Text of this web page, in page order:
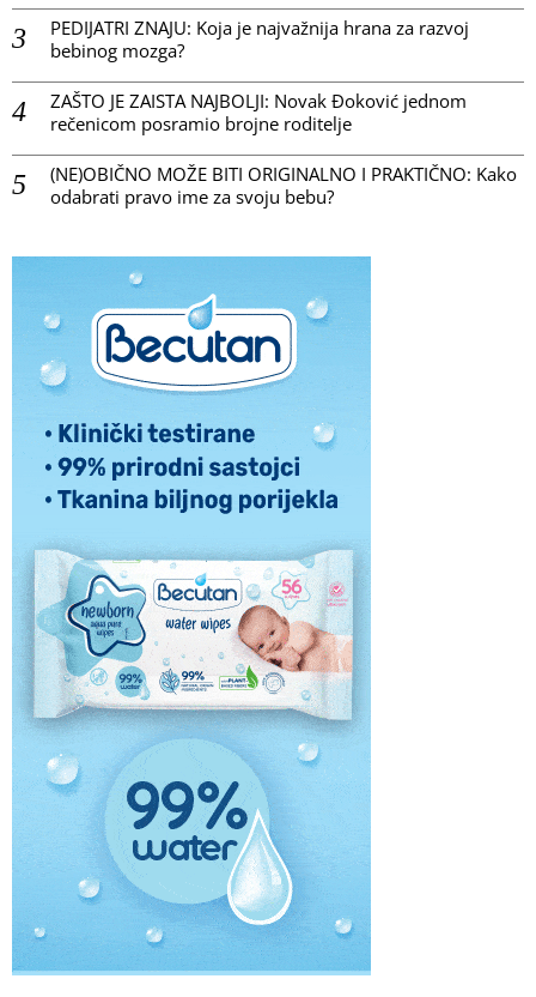
PEDIJATRI ZNAJU: Koja je najvažnija hrana za razvoj
bebinog mozga?
ZAŠTO JE ZAISTA NAJBOLJI: Novak Đoković jednom
rečenicom posramio brojne roditelje
(NE)OBIČNO MOŽE BITI ORIGINALNO I PRAKTIČNO: Kako
odabrati pravo ime za svoju bebu?